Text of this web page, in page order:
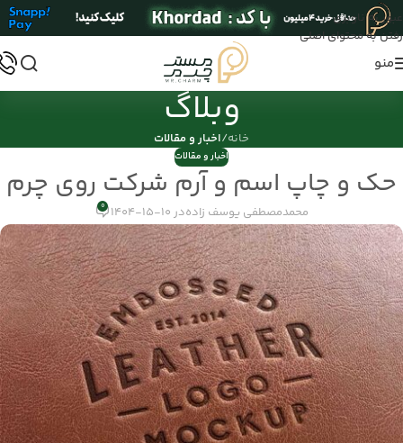
عبور به ناوبری
رفتن به محتوای اصلی
منو
وبلاگ
خانه/اخبار و مقالات
اخبار و مقالات
حک و چاپ اسم و آرم شرکت روی چرم
محمدمصطفی یوسف زادهدر 10-15-1404 0